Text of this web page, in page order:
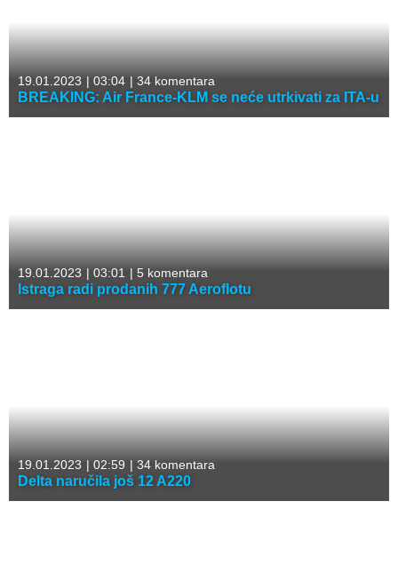
19.01.2023 | 03:04 | 34 komentara
BREAKING: Air France-KLM se neće utrkivati za ITA-u
19.01.2023 | 03:01 | 5 komentara
Istraga radi prodanih 777 Aeroflotu
19.01.2023 | 02:59 | 34 komentara
Delta naručila još 12 A220